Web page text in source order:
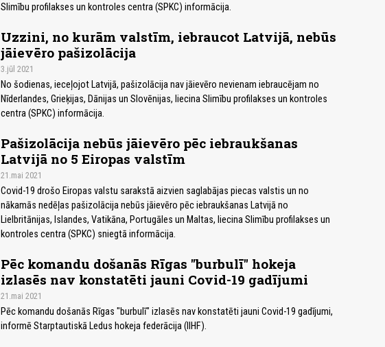
Slimību profilakses un kontroles centra (SPKC) informācija.
Uzzini, no kurām valstīm, iebraucot Latvijā, nebūs
jāievēro pašizolācija
3.jūl 2021
No šodienas, ieceļojot Latvijā, pašizolācija nav jāievēro nevienam iebraucējam no
Nīderlandes, Grieķijas, Dānijas un Slovēnijas, liecina Slimību profilakses un kontroles
centra (SPKC) informācija.
Pašizolācija nebūs jāievēro pēc iebraukšanas
Latvijā no 5 Eiropas valstīm
21.mai 2021
Covid-19 drošo Eiropas valstu sarakstā aizvien saglabājas piecas valstis un no
nākamās nedēļas pašizolācija nebūs jāievēro pēc iebraukšanas Latvijā no
Lielbritānijas, Islandes, Vatikāna, Portugāles un Maltas, liecina Slimību profilakses un
kontroles centra (SPKC) sniegtā informācija.
Pēc komandu došanās Rīgas "burbulī" hokeja
izlasēs nav konstatēti jauni Covid-19 gadījumi
21.mai 2021
Pēc komandu došanās Rīgas "burbulī" izlasēs nav konstatēti jauni Covid-19 gadījumi,
informē Starptautiskā Ledus hokeja federācija (IIHF).